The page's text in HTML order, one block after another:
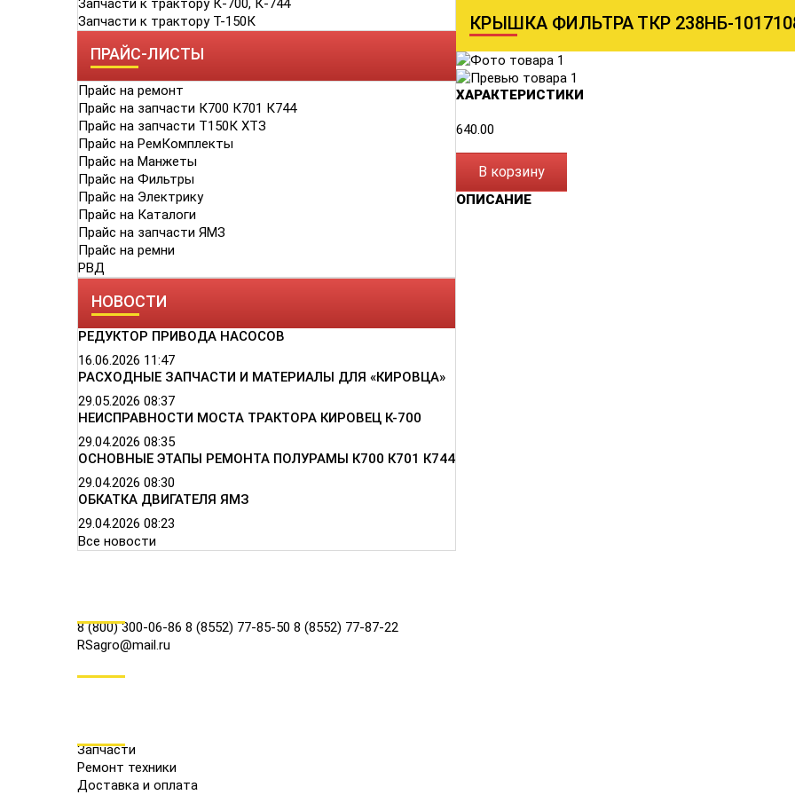
Запчасти к трактору К-700, К-744
Запчасти к трактору Т-150К
ПРАЙС-ЛИСТЫ
Прайс на ремонт
Прайс на запчасти К700 К701 К744
Прайс на запчасти Т150К ХТЗ
Прайс на РемКомплекты
Прайс на Манжеты
Прайс на Фильтры
Прайс на Электрику
Прайс на Каталоги
Прайс на запчасти ЯМЗ
Прайс на ремни
РВД
НОВОСТИ
РЕДУКТОР ПРИВОДА НАСОСОВ
16.06.2026 11:47
РАСХОДНЫЕ ЗАПЧАСТИ И МАТЕРИАЛЫ ДЛЯ «КИРОВЦА»
29.05.2026 08:37
НЕИСПРАВНОСТИ МОСТА ТРАКТОРА КИРОВЕЦ К-700
29.04.2026 08:35
ОСНОВНЫЕ ЭТАПЫ РЕМОНТА ПОЛУРАМЫ К700 К701 К744
29.04.2026 08:30
ОБКАТКА ДВИГАТЕЛЯ ЯМЗ
29.04.2026 08:23
Все новости
КРЫШКА ФИЛЬТРА ТКР 238НБ-
ХАРАКТЕРИСТИКИ
640.00
В корзину
ОПИСАНИЕ
8 (800) 300-06-86 8 (8552) 77-85-50 8 (8552) 77-87-22
RSagro@mail.ru
Запчасти
Ремонт техники
Доставка и оплата